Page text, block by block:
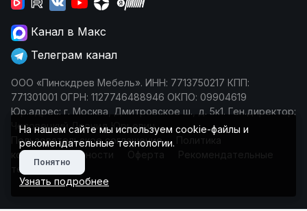
Канал в Макс
Телеграм канал
ООО «Пинскдрев Мебель». ИНН: 7713750217 КПП:
771301001 ОГРН: 1127746488946 ОКПО: 09904619
Юр.адрес: г. Москва, Дмитровское ш., д. 5к1. Ген.директор:
Чеповецкий Леонид Юрьевич
Пользовательское соглашение
Политика
конфиденциальности
Оферта
Рекомендательные
технологии
На нашем сайте мы используем cookie-файлы и
рекомендательные технологии.
Понятно
Узнать подробнее